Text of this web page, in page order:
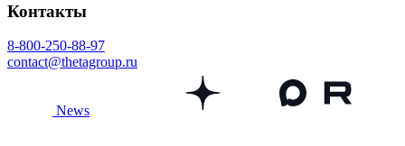
Контакты
8-800-250-88-97
contact@thetagroup.ru
News